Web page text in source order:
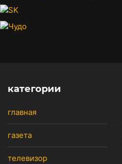
категории
главная
газета
телевизор